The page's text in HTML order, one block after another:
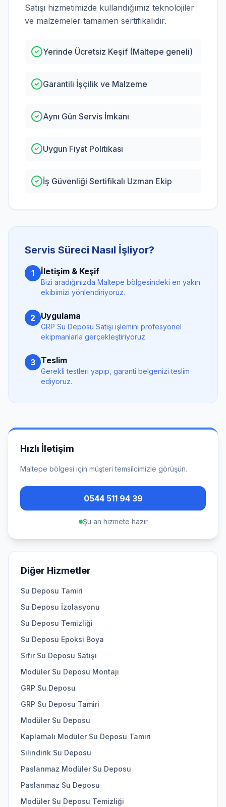
Satışı hizmetimizde kullandığımız teknolojiler
ve malzemeler tamamen sertifikalıdır.
Yerinde Ücretsiz Keşif (Maltepe geneli)
Garantili İşçilik ve Malzeme
Aynı Gün Servis İmkanı
Uygun Fiyat Politikası
İş Güvenliği Sertifikalı Uzman Ekip
Servis Süreci Nasıl İşliyor?
1 İletişim & Keşif
Bizi aradığınızda Maltepe bölgesindeki en yakın
ekibimizi yönlendiriyoruz.
2 Uygulama
GRP Su Deposu Satışı işlemini profesyonel
ekipmanlarla gerçekleştiriyoruz.
3 Teslim
Gerekli testleri yapıp, garanti belgenizi teslim
ediyoruz.
Hızlı İletişim
Maltepe bölgesi için müşteri temsilcimizle görüşün.
0544 511 94 39
Şu an hizmete hazır
Diğer Hizmetler
Su Deposu Tamiri
Su Deposu İzolasyonu
Su Deposu Temizliği
Su Deposu Epoksi Boya
Sıfır Su Deposu Satışı
Modüler Su Deposu Montajı
GRP Su Deposu
GRP Su Deposu Tamiri
Modüler Su Deposu
Kaplamalı Modüler Su Deposu Tamiri
Silindirik Su Deposu
Paslanmaz Modüler Su Deposu
Paslanmaz Su Deposu
Modüler Su Deposu Temizliği